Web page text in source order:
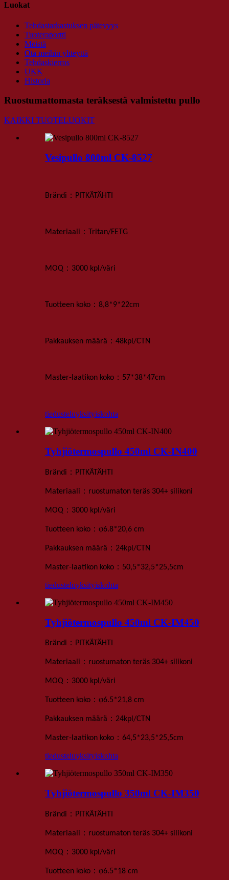
Luokat
Tehdastarkastuksen pätevyys
Tuoteraportti
Meistä
Ota meihin yhteyttä
Tehdaskierros
UKK
Historia
Ruostumattomasta teräksestä valmistettu pullo
KAIKKI TUOTELUOKIT
Vesipullo 800ml CK-8527
Brändi ： PITKÄTÄHTI
Materiaali ： Tritan/FETG
MOQ ： 3000 kpl/väri
Tuotteen koko ： 8,8*9*22cm
Pakkauksen määrä ： 48kpl/CTN
Master-laatikon koko ： 57*38*47cm
tiedusteluyksityiskohta
Tyhjiötermospullo 450ml CK-IN400
Brändi ： PITKÄTÄHTI
Materiaali ： ruostumaton teräs 304+ silikoni
MOQ ： 3000 kpl /väri
Tuotteen koko ： φ6.8*20,6 cm
Pakkauksen määrä ： 24kpl /CTN
Master-laatikon koko ： 50,5*32,5*25,5cm
tiedusteluyksityiskohta
Tyhjiötermospullo 450ml CK-IM450
Brändi ： PITKÄTÄHTI
Materiaali ： ruostumaton teräs 304+ silikoni
MOQ ： 3000 kpl/väri
Tuotteen koko ： φ6.5*21,8 cm
Pakkauksen määrä ： 24kpl/CTN
Master-laatikon koko ： 64,5*23,5*25,5cm
tiedusteluyksityiskohta
Tyhjiötermospullo 350ml CK-IM350
Brändi ： PITKÄTÄHTI
Materiaali ： ruostumaton teräs 304+ silikoni
MOQ ： 3000 kpl /väri
Tuotteen koko ： φ6.5*18 cm